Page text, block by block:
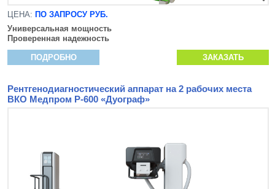
ЦЕНА: ПО ЗАПРОСУ РУБ.
Универсальная мощность
Проверенная надежность
ПОДРОБНО ЗАКАЗАТЬ
Рентгенодиагностический аппарат на 2 рабочих места
ВКО Медпром Р-600 «Дуограф»